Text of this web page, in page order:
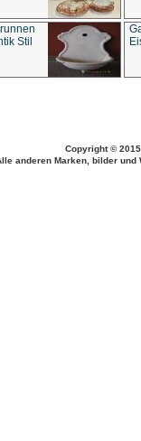
Stil
Copyright ©
anderen Marken, bilder und